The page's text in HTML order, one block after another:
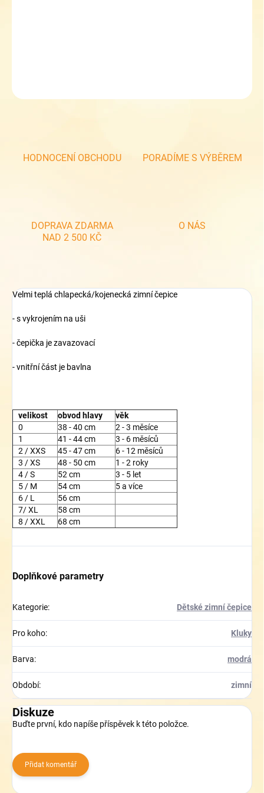
HODNOCENÍ OBCHODU PORADÍME S VÝBĚREM
DOPRAVA ZDARMA
NAD 2 500 KČ
O NÁS
Velmi teplá chlapecká/kojenecká zimní čepice
- s vykrojením na uši
- čepička je zavazovací
- vnitřní část je bavlna
velikost obvod hlavy
věk
0
38 - 40 cm
2 - 3 měsíce
1
41 - 44 cm
3 - 6 měsíců
2 / XXS
45 - 47 cm
6 - 12 měsíců
3 / XS
48 - 50 cm
1 - 2 roky
4 / S
52 cm
3 - 5 let
5 / M
54 cm
5 a více
6 / L
56 cm
7/ XL
58 cm
8 / XXL
68 cm
Doplňkové parametry
Kategorie: Dětské zimní čepice
Pro koho: Kluky
Barva: modrá
Období: zimní
Diskuze
Buďte první, kdo napíše příspěvek k této položce.
Přidat komentář